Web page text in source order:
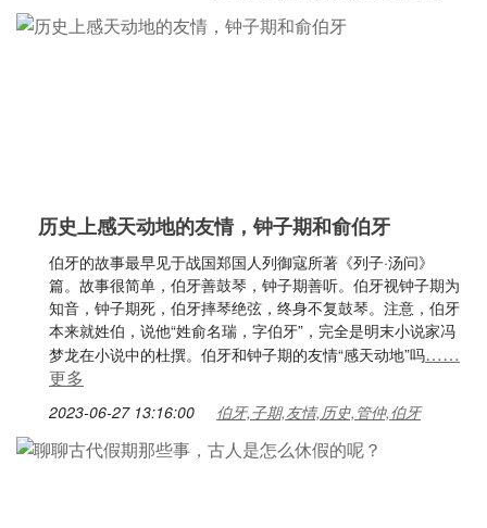
历史上感天动地的友情，钟子期和俞伯牙
伯牙的故事最早见于战国郑国人列御寇所著《列子·汤问》
篇。故事很简单，伯牙善鼓琴，钟子期善听。伯牙视钟子期为
知音，钟子期死，伯牙摔琴绝弦，终身不复鼓琴。注意，伯牙
本来就姓伯，说他“姓俞名瑞，字伯牙”，完全是明末小说家冯
梦龙在小说中的杜撰。伯牙和钟子期的友情“感天动地”吗……
更多
2023-06-27 13:16:00 伯牙,子期,友情,历史,管仲,伯牙